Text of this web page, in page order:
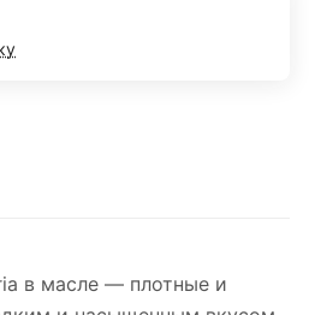
в масле — плотные и